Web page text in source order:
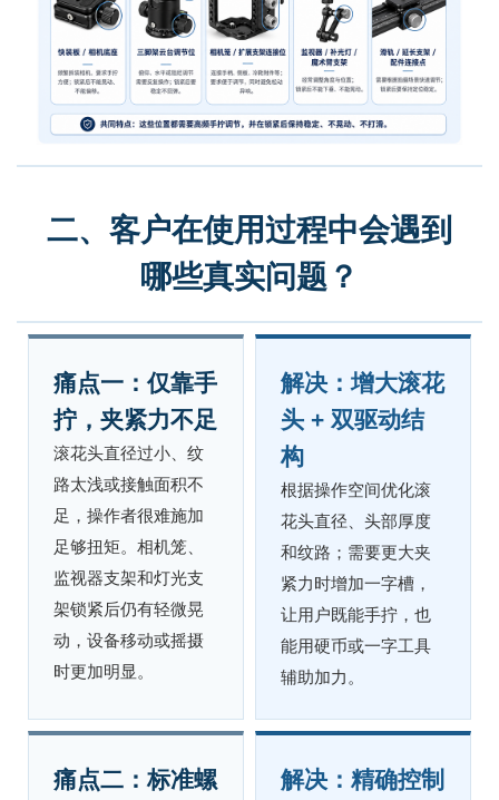
二、客户在使用过程中会遇到
哪些真实问题？
痛点一：仅靠手
拧，夹紧力不足
滚花头直径过小、纹
路太浅或接触面积不
足，操作者很难施加
足够扭矩。相机笼、
监视器支架和灯光支
架锁紧后仍有轻微晃
动，设备移动或摇摄
时更加明显。
解决：增大滚花
头 + 双驱动结
构
根据操作空间优化滚
花头直径、头部厚度
和纹路；需要更大夹
紧力时增加一字槽，
让用户既能手拧，也
能用硬币或一字工具
辅助加力。
痛点二：标准螺
解决：精确控制